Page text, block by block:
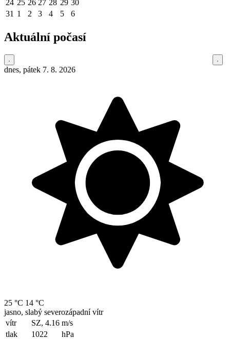
24 25 26 27 28 29 30
31 1 2 3 4 5 6
Aktuální počasí
dnes, pátek 7. 8. 2026
25 °C 14 °C
jasno, slabý severozápadní vítr
vítr
SZ, 4.16 m/s
tlak
1022
hPa